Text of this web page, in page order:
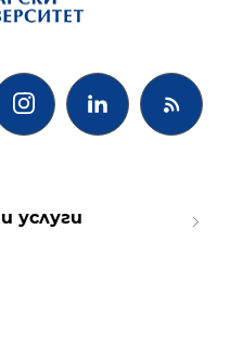

услуги